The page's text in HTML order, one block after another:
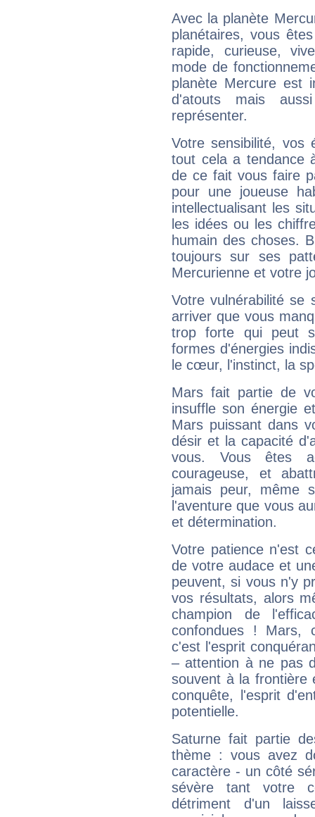
Avec la planète
planétaires, vous
rapide, curieuse,
mode de
planète Mercure est
d'atouts mais
représenter.
Votre sensibilité,
tout cela a tendance
de ce fait vous faire
pour une joueuse
intellectualisant les
les idées ou les
humain des choses.
toujours sur ses
Mercurienne et votre
Votre vulnérabilité se
arriver que vous
trop forte qui peut
formes d'énergies
le cœur, l'instinct, la
Mars fait partie de
insuffle son énergie
Mars puissant dans
désir et la capacité
vous. Vous êtes
courageuse, et
jamais peur, même
l'aventure que vous
et détermination.
Votre patience n'est
de votre audace et
peuvent, si vous n'y
vos résultats, alors
champion de
confondues ! Mars,
c'est l'esprit
– attention à ne pas
souvent à la frontière
conquête, l'esprit
potentielle.
Saturne fait partie
thème : vous avez
caractère - un côté
sévère tant votre
détriment d'un